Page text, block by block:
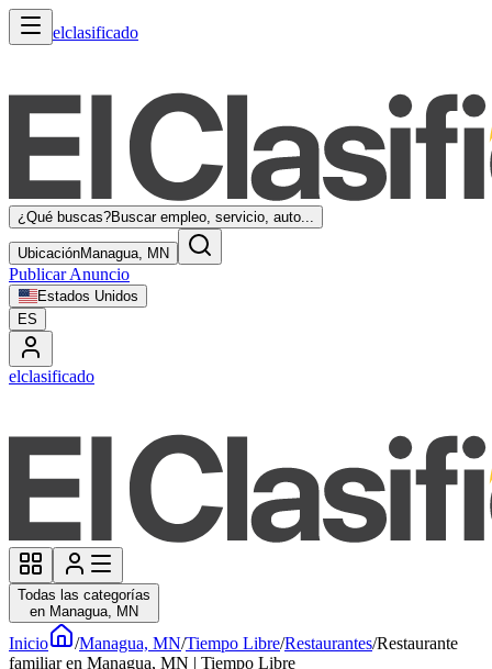
elclasificado
¿Qué buscas?Buscar empleo, servicio, auto...
UbicaciónManagua, MN
Publicar Anuncio
Estados Unidos
ES
elclasificado
Todas las categorías
en Managua, MN
Inicio /Managua, MN/Tiempo Libre/Restaurantes/Restaurante
familiar en Managua, MN | Tiempo Libre